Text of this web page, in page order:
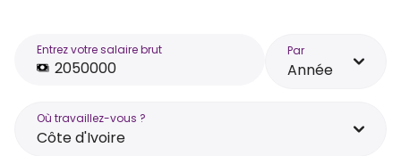
Entrez votre salaire brut Par
Année
Où travaillez-vous ?
Côte d'Ivoire